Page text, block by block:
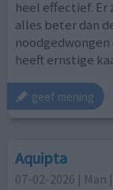
heel effectief.
alles beter dan
heeft ernstige
geef mening
Aquipta
07-02-2026 | Man